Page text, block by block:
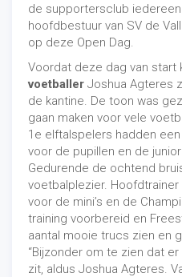
informatie over freestyle
voetbalclinics? Neem een
pagina's.
Freestyle voetbalclinic
Freestyle voetbalshow
E-mail:info@freestylerjosh.nl
Telefoon:+31 6 22 03 65 98
de supportersclub
hoofdbestuur van SV de
op deze Open Dag.
Voordat deze dag van start
voetballer Joshua Agteres
de kantine. De toon was
gaan maken voor vele
1e elftalspelers hadden
voor de pupillen en de
Gedurende de ochtend
voetbalplezier.
voor de mini’s en de
training voorbereid en
aantal mooie trucs zien en
“Bijzonder om te zien dat
zit, aldus Joshua Agteres.